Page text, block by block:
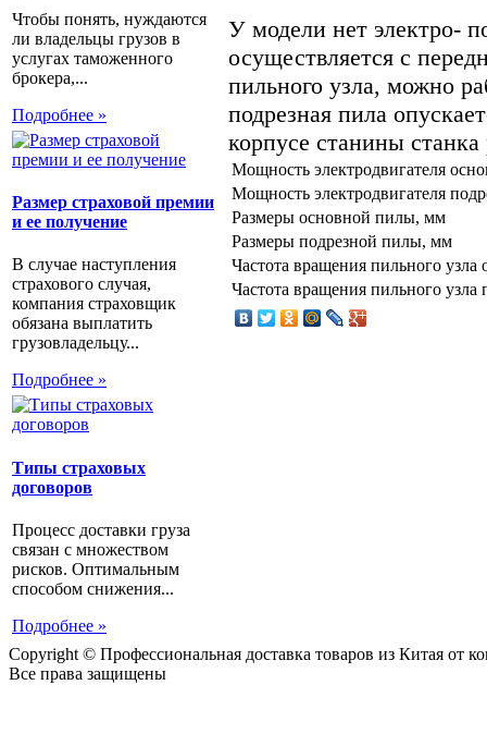
Чтобы понять, нуждаются
ли владельцы грузов в
услугах таможенного
брокера,...
Подробнее »
Размер страховой премии
и ее получение
В случае наступления
страхового случая,
компания страховщик
обязана выплатить
грузовладельцу...
Подробнее »
Типы страховых
договоров
Процесс доставки груза
связан с множеством
рисков. Оптимальным
способом снижения...
Подробнее »
У модели нет электро-
осуществляется с
пильного узла, можно
подрезная пила
корпусе станины станка
Мощность электродвигателя
Мощность электродвигателя
Размеры основной пилы, мм
Размеры подрезной пилы, мм
Частота вращения пильного
Частота вращения пильного
Copyright © Профессиональная доставка товаров из Китая от
Все права защищены